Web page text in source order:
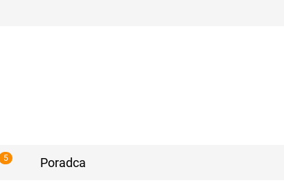
5 Poradca